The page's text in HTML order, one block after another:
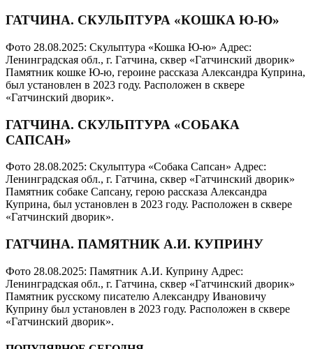
ГАТЧИНА. ​СКУЛЬПТУРА «КОШКА Ю-Ю»
Фото 28.08.2025: Скульптура «Кошка Ю-ю» Адрес:
Ленинградская обл., г. Гатчина, сквер «Гатчинский дворик»
Памятник кошке Ю-ю, героине рассказа Александра Куприна,
был установлен в 2023 году. Расположен в сквере
«Гатчинский дворик».
ГАТЧИНА. СКУЛЬПТУРА «СОБАКА
САПСАН»
Фото 28.08.2025: Скульптура «Собака Сапсан» Адрес:
Ленинградская обл., г. Гатчина, сквер «Гатчинский дворик»
Памятник собаке Сапсану, герою рассказа Александра
Куприна, был установлен в 2023 году. Расположен в сквере
«Гатчинский дворик».
ГАТЧИНА. ​ПАМЯТНИК А.И. КУПРИНУ
Фото 28.08.2025: Памятник А.И. Куприну Адрес:
Ленинградская обл., г. Гатчина, сквер «Гатчинский дворик»
Памятник русскому писателю Александру Ивановичу
Куприну был установлен в 2023 году. Расположен в сквере
«Гатчинский дворик».